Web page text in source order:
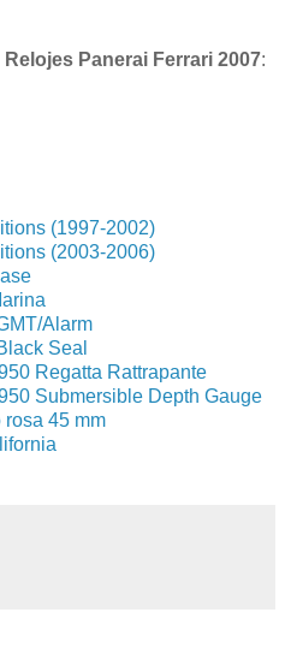
Relojes Panerai Ferrari 2007:
(1997-2002)
(2003-2006)
Alarm
Seal
Regatta Rattrapante
Submersible Depth Gauge
45 mm